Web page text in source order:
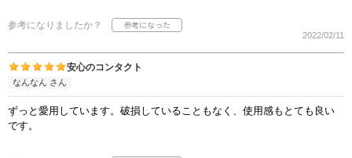
参考になりましたか？
2022/02/11
安心のコンタクト
なんなん さん
ずっと愛用しています。破損していることもなく、使用感もとても良い
です。